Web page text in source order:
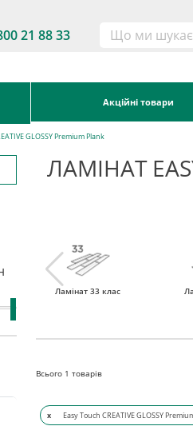
21 88 33
Акційні товари
GLOSSY Premium Plank
ЛАМІНАТ
Ламінат 33 клас
Всього 1 товарів
x Easy Touch CREATIVE GLOSSY